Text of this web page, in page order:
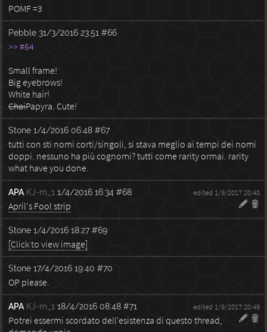
POMF =3
Pebble 31/3/2016 23:51 #66
>> #64
Small frame!
Big eyebrows!
White hair!
ChaiPapyra. Cute!
Stone 1/4/2016 06:48 #67
tutti con sti nomi corti/singoli, si stava meglio ai tempi dei nomi
doppi. nessuno ha più cognomi? tutti come rarity ormai. rarity
what have you done.
APA KJ-m_1 1/4/2016 16:34 #68 edited 1/9/2017 20:48
April's Fool strip
Stone 1/4/2016 18:27 #69
[Click to view image]
Stone 17/4/2016 19:40 #70
OP please.
APA KJ-m_1 18/4/2016 08:48 #71 edited 1/9/2017 20:49
Potrei essermi scordato dell'esistenza di questo thread,